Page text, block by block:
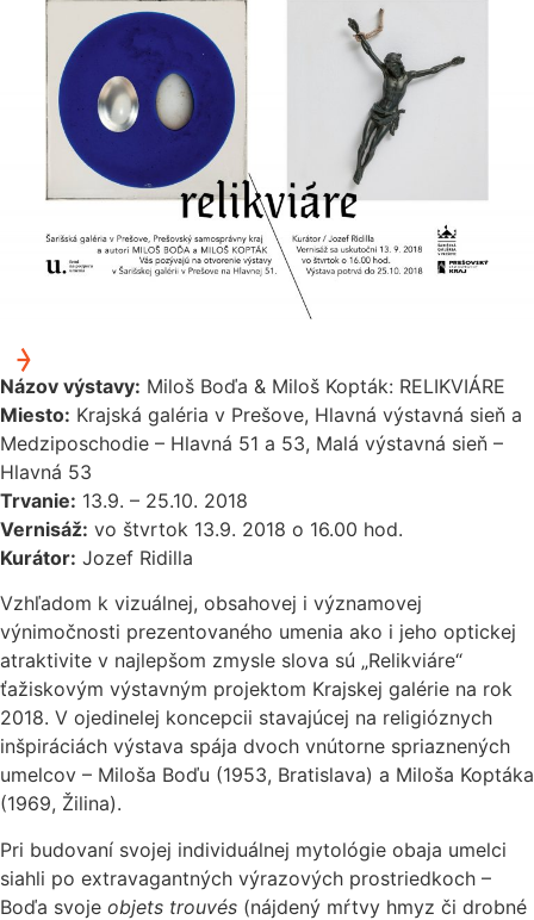
Názov výstavy: Miloš Boďa & Miloš Kopták: RELIKVIÁRE
Miesto: Krajská galéria v Prešove, Hlavná výstavná sieň a
Medziposchodie – Hlavná 51 a 53, Malá výstavná sieň –
Hlavná 53
Trvanie: 13.9. – 25.10. 2018
Vernisáž: vo štvrtok 13.9. 2018 o 16.00 hod.
Kurátor: Jozef Ridilla
Vzhľadom k vizuálnej, obsahovej i významovej
výnimočnosti prezentovaného umenia ako i jeho optickej
atraktivite v najlepšom zmysle slova sú „Relikviáre“
ťažiskovým výstavným projektom Krajskej galérie na rok
2018. V ojedinelej koncepcii stavajúcej na religióznych
inšpiráciách výstava spája dvoch vnútorne spriaznených
umelcov – Miloša Boďu (1953, Bratislava) a Miloša Koptáka
(1969, Žilina).
Pri budovaní svojej individuálnej mytológie obaja umelci
siahli po extravagantných výrazových prostriedkoch –
Boďa svoje objets trouvés (nájdený mŕtvy hmyz či drobné